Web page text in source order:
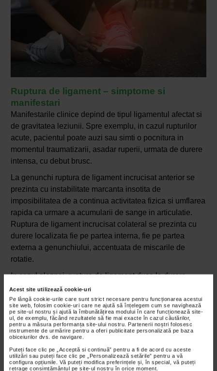
Acest site utilizează cookie-uri
Pe lângă cookie-urile care sunt strict necesare pentru funcționarea acestui
site web, folosim cookie-uri care ne ajută să înțelegem cum se navighează
pe site-ul nostru și ajută la îmbunătățirea modului în care funcționează site-
ul, de exemplu, făcând rezultatele să fie mai exacte în cazul căutărilor,
pentru a măsura performanța site-ului nostru. Partenerii noștri folosesc
instrumente de urmărire pentru a oferi publicitate personalizată pe baza
obiceiurilor dvs. de navigare.
Puteți face clic pe „Acceptă si continuă” pentru a fi de acord cu aceste
utilizări sau puteți face clic pe „Personalizează setările” pentru a vă
configura opțiunile. Vă puteți modifica preferințele și, în special, vă puteți
retrage consimțământul pe site-ul nostru în orice moment.
Ruptura de ligament – simptome si
manifestari
Manifestarile clinice depind de tipul ligamentul afectat si
de gravitatea leziunii. Spre exemplu, in cazul rupturilor
acute, pacientul poate auzi sau simti o pocnitura in
momentul traumatizarii, asadar ruperii, urmata de durere
intensa, cu debut brusc.
La genunchi ruptura de ligament incrucisat anterior se
prezinta cu instabilitate marcanta insotita de
imposibilitatea de a continua activitatea fizica si umflarea
rapida ca urmare a acumularii de sange in articulatie.
Ruptura de ligament incrucisat colateral se prezinta cu
durere localizata fie pe partea interna, fie pe partea
externa a genunchiului, accentuata de miscarile de
rotatie.
In cazul gleznei, ruptura de ligament duce la durere,
tumefiere si imposibilitatea pacientului de a se sprijini pe
piciorul afectat. La umar, leziunile ligamentelor pot duce
la luxatii recurente, cu senzatia de instabilitate, in special
la miscari de ridicare a bratului. Simptomele generale
includ durere persistenta, edem, limitarea mobilitatii,
echimoze (vanatai) si, in cazuri severe, evidenta
incapacitate de a folosi articulatia afectata.